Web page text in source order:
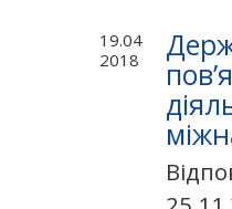
19.04
2018